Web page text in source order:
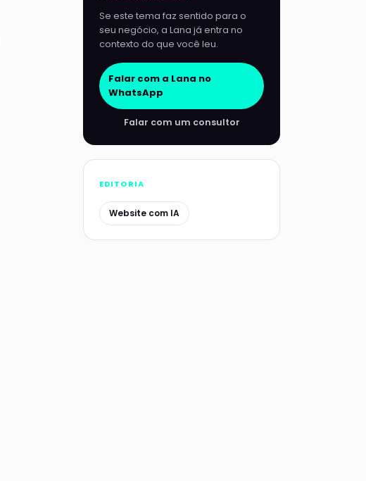
Se este tema faz sentido para o
seu negócio, a Lana já entra no
contexto do que você leu.
Falar com a Lana no
WhatsApp
Falar com um consultor
EDITORIA
Website com IA